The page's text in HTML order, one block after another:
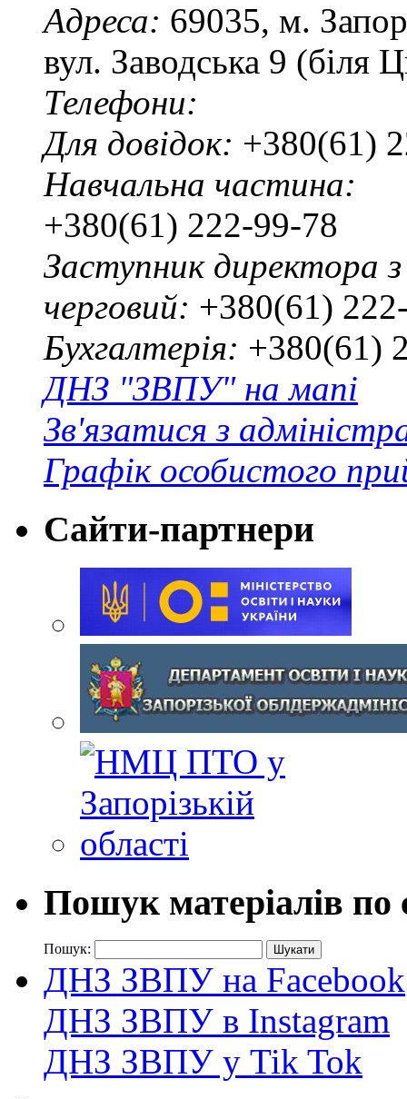
Адреса: 69035, м.
вул. Заводська 9 (біля
Телефони:
Для довідок: +380(61)
Навчальна частина:
+380(61) 222-99-78
Заступник директора
черговий: +380(61)
Бухгалтерія: +380(61)
ДНЗ "ЗВПУ" на мапі
Зв'язатися з
Графік особистого
Сайти-партнери
Пошук матеріалів по
Пошук:
ДНЗ ЗВПУ на Facebook
ДНЗ ЗВПУ в Instagram
ДНЗ ЗВПУ у Tik Tok